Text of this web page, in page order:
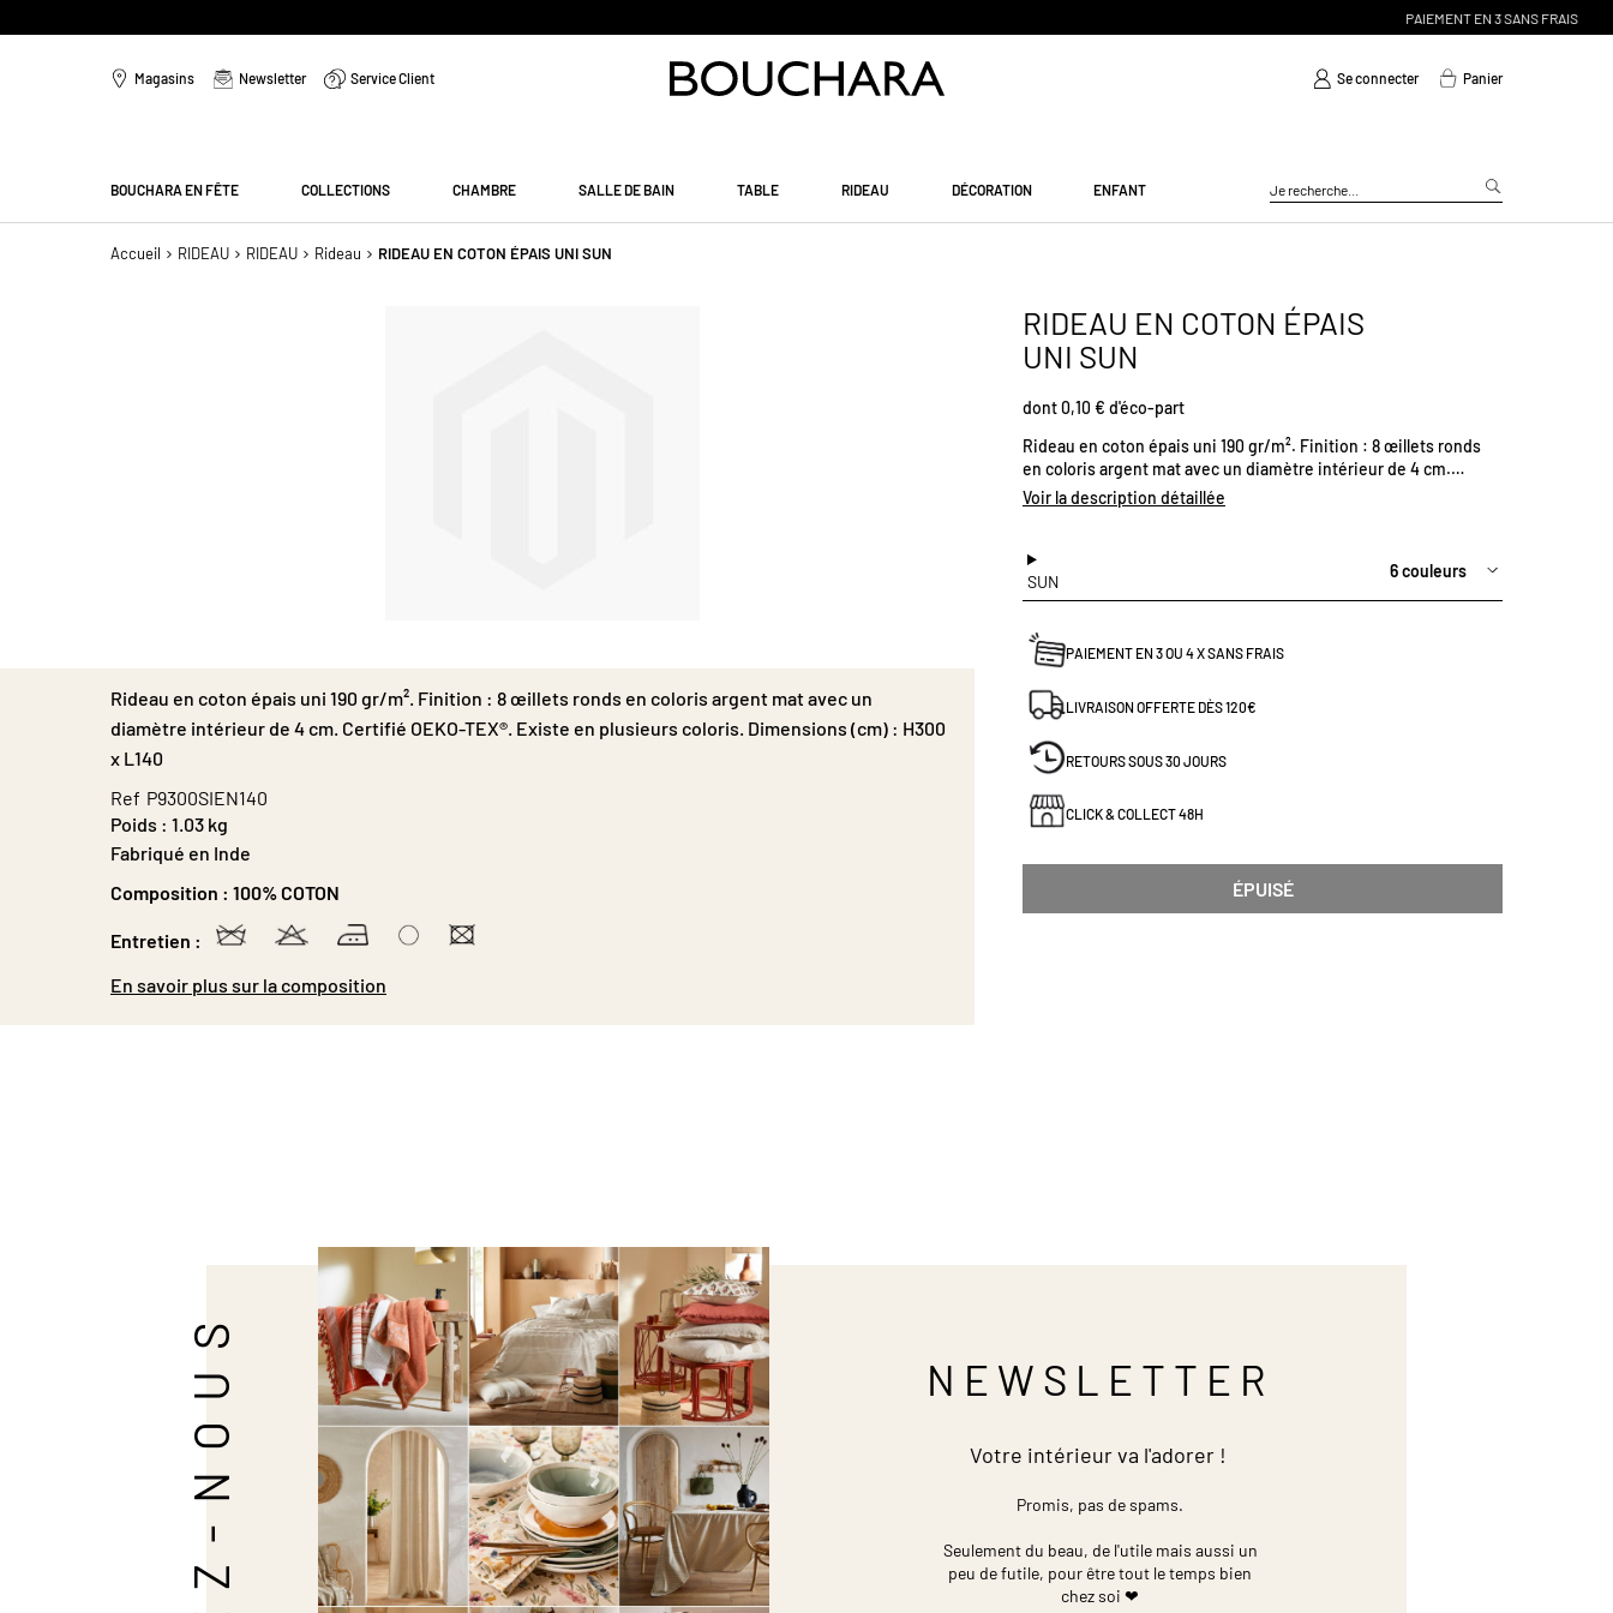
Magasins Newsletter Service Client Se connecter Panier
BOUCHARA EN FÊTE COLLECTIONS CHAMBRE SALLE DE BAIN TABLE RIDEAU DÉCORATION ENFANT
Accueil RIDEAU RIDEAU Rideau RIDEAU EN COTON ÉPAIS UNI SUN
de
la
d’images
RIDEAU EN COTON ÉPAIS
UNI SUN
dont 0,10 € d'éco-part
Rideau en coton épais uni 190 gr/m². Finition : 8 œillets ronds
en coloris argent mat avec un diamètre intérieur de 4 cm.
Certifié OEKO-TEX®. Existe en plusieurs coloris. Dimensions
(cm) : H300 x L140
Voir la description détaillée
SUN
6 couleurs
PAIEMENT EN 3 OU 4 X SANS FRAIS
LIVRAISON OFFERTE DÈS 120€
RETOURS SOUS 30 JOURS
CLICK & COLLECT 48H
ÉPUISÉ
Rideau en coton épais uni 190 gr/m². Finition : 8 œillets ronds en coloris argent mat avec un
diamètre intérieur de 4 cm. Certifié OEKO-TEX®. Existe en plusieurs coloris. Dimensions (cm) : H300
x L140
Ref P9300SIEN140
Poids : 1.03 kg
Fabriqué en Inde
Composition : 100% COTON
Entretien :
En savoir plus sur la composition
NEWSLETTER
Votre intérieur va l'adorer !
Promis, pas de spams.
Seulement du beau, de l'utile mais aussi un
peu de futile, pour être tout le temps bien
chez soi ❤